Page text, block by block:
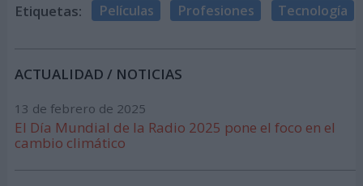
Etiquetas: Películas Profesiones Tecnología
ACTUALIDAD / NOTICIAS
13 de febrero de 2025
El Día Mundial de la Radio 2025 pone el foco en el
cambio climático